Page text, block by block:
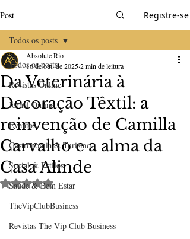
Post Registre-se
Todos os posts
Revistas Online
Jornal Online
Eventos
Gastronomia & Turismo
Social & Estilos
Saúde & Bem Estar
TheVipClubBusiness
Revistas The Vip Club Business
Todos os posts
Da Veterinária à
Decoração Têxtil: a
reinvenção de Camilla
Carvalho e a alma da
Casa Alinde
Absolute Rio
16 de out. de 20252 min de leitura
Avaliado com NaN de 5 estrelas.